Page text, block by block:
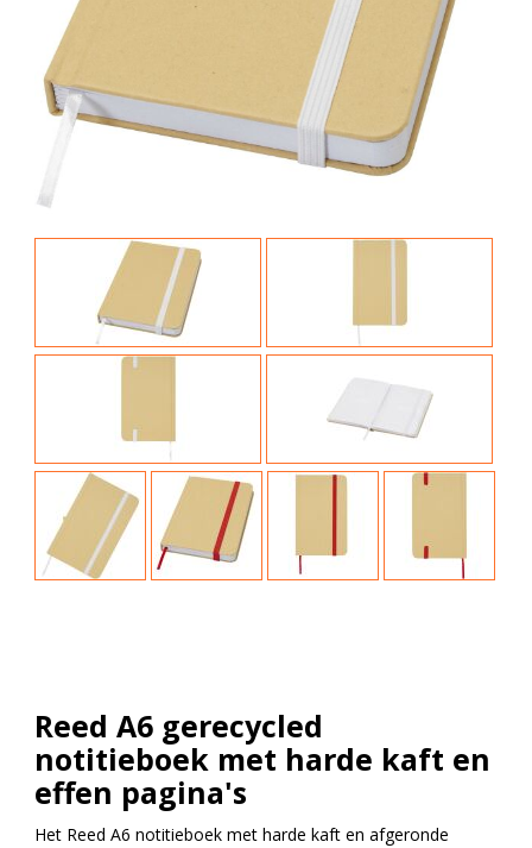
Reed A6 gerecycled
notitieboek met harde kaft en
effen pagina's
Het Reed A6 notitieboek met harde kaft en afgeronde